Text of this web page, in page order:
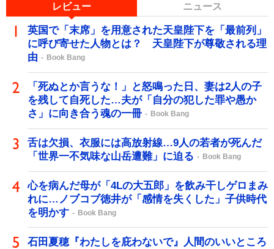
レビュー ニュース
英国で「末席」を用意された天皇陛下を「最前列」
に呼び寄せた人物とは？ 天皇陛下が尊敬される理
由
Book Bang
「死ぬとか言うな！」と怒鳴った日、妻は2人の子
を残して自死した…夫が「自分の犯した罪や愚か
さ」に向き合う魂の一冊
Book Bang
舌は欠損、衣服には高放射線…9人の若者が死んだ
「世界一不気味な山岳遭難」に迫る
Book Bang
心を病んだ母が「4Lの大五郎」を飲み干しゲロまみ
れに…ノブコブ徳井が「感情を失くした」子供時代
を明かす
Book Bang
石田夏穂『わたしを庇わないで』人間のいいところ